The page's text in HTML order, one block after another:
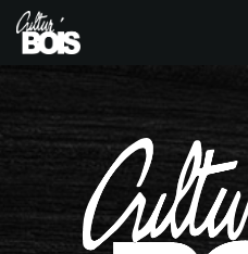
Aller
au
contenu